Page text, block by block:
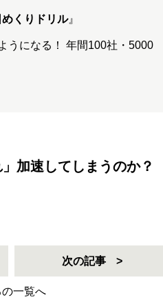
くりドリル』
うになる！ 年間100社・5000
」加速してしまうのか？
次の記事
一覧へ